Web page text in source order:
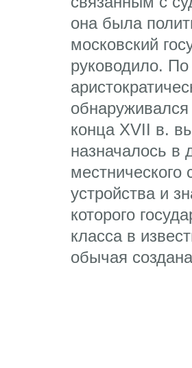
она была
московский
руководило.
конца XVII в.
назначалось в
местнического
устройства и
которого
класса в
обычая